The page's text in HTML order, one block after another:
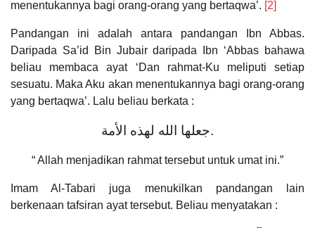
menentukannya bagi orang-orang yang bertaqwa’. [2]
Pandangan ini adalah antara pandangan Ibn Abbas.
Daripada Sa’id Bin Jubair daripada Ibn ‘Abbas bahawa
beliau membaca ayat ‘Dan rahmat-Ku meliputi setiap
sesuatu. Maka Aku akan menentukannya bagi orang-orang
yang bertaqwa’. Lalu beliau berkata :
جعلها الله لهذه الأمة.
“ Allah menjadikan rahmat tersebut untuk umat ini.”
Imam Al-Tabari juga menukilkan pandangan lain
berkenaan tafsiran ayat tersebut. Beliau menyatakan :